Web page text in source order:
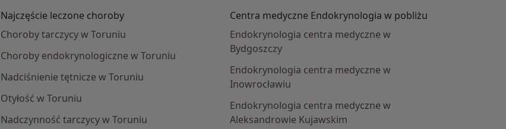
Najczęście leczone choroby
Choroby tarczycy w Toruniu
Choroby endokrynologiczne w Toruniu
Nadciśnienie tętnicze w Toruniu
Otyłość w Toruniu
Nadczynność tarczycy w Toruniu
Centra medyczne Endokrynologia w pobliżu
Endokrynologia centra medyczne w
Bydgoszczy
Endokrynologia centra medyczne w
Inowrocławiu
Endokrynologia centra medyczne w
Aleksandrowie Kujawskim